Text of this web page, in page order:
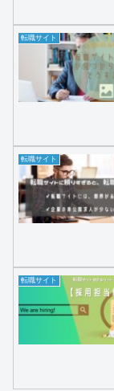
転職サイト
転職サイト
転職サイト